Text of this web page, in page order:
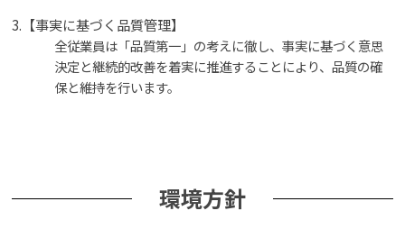
3.【事実に基づく品質管理】
全従業員は「品質第一」の考えに徹し、事実に基づく意思
決定と継続的改善を着実に推進することにより、品質の確
保と維持を行います。
環境方針